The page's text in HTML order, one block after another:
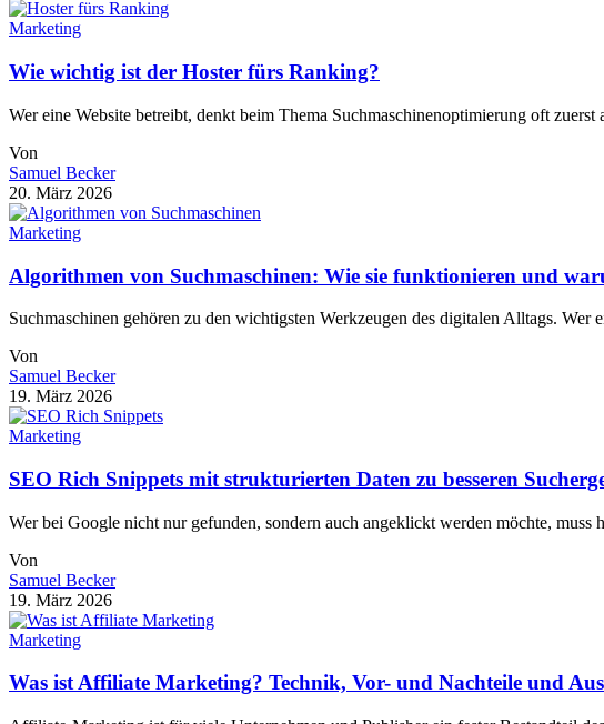
Marketing
Wie wichtig ist der Hoster fürs Ranking?
Wer eine Website betreibt, denkt beim Thema Suchmaschinenoptimierung oft
Von
Samuel Becker
20. März 2026
Marketing
Algorithmen von Suchmaschinen: Wie sie funktionieren und
Suchmaschinen gehören zu den wichtigsten Werkzeugen des digitalen Alltags.
Von
Samuel Becker
19. März 2026
Marketing
SEO Rich Snippets mit strukturierten Daten zu besseren
Wer bei Google nicht nur gefunden, sondern auch angeklickt werden möchte, muss
Von
Samuel Becker
19. März 2026
Marketing
Was ist Affiliate Marketing? Technik, Vor- und Nachteile und